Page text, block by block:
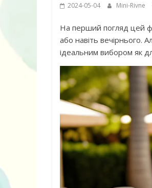
2024-05-04 Mini-Rivne
На перший погляд цей
або навіть вечірнього.
ідеальним вибором як